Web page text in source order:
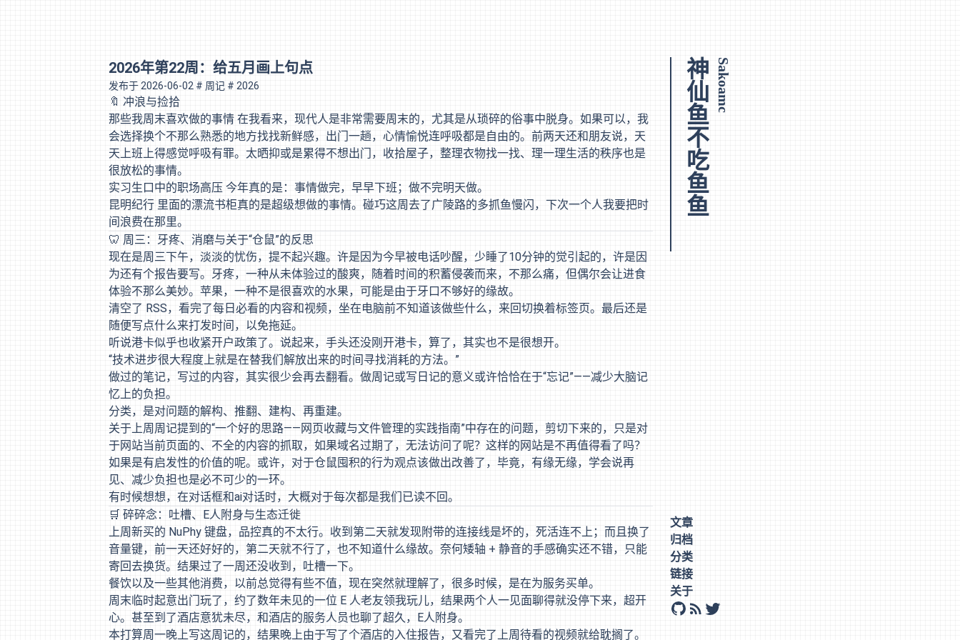
Sakoamc
神仙鱼不吃鱼鱼
文章
归档
分类
链接
关于
github
rss twitter
2026年第22周：给五月画上句点
发布于 2026-06-02 # 周记 # 2026
🔖 冲浪与捡拾
那些我周末喜欢做的事情 在我看来，现代人是非常需要周末的，尤其是从琐碎的俗事中脱身。如果可以，我
会选择换个不那么熟悉的地方找找新鲜感，出门一趟，心情愉悦连呼吸都是自由的。前两天还和朋友说，天
天上班上得感觉呼吸有罪。太晒抑或是累得不想出门，收拾屋子，整理衣物找一找、理一理生活的秩序也是
很放松的事情。
实习生口中的职场高压 今年真的是：事情做完，早早下班；做不完明天做。
昆明纪行 里面的漂流书柜真的是超级想做的事情。碰巧这周去了广陵路的多抓鱼慢闪，下次一个人我要把时
间浪费在那里。
🦷 周三：牙疼、消磨与关于“仓鼠”的反思
现在是周三下午，淡淡的忧伤，提不起兴趣。许是因为今早被电话吵醒，少睡了10分钟的觉引起的，许是因
为还有个报告要写。牙疼，一种从未体验过的酸爽，随着时间的积蓄侵袭而来，不那么痛，但偶尔会让进食
体验不那么美妙。苹果，一种不是很喜欢的水果，可能是由于牙口不够好的缘故。
清空了 RSS，看完了每日必看的内容和视频，坐在电脑前不知道该做些什么，来回切换着标签页。最后还是
随便写点什么来打发时间，以免拖延。
听说港卡似乎也收紧开户政策了。说起来，手头还没刚开港卡，算了，其实也不是很想开。
“技术进步很大程度上就是在替我们解放出来的时间寻找消耗的方法。”
做过的笔记，写过的内容，其实很少会再去翻看。做周记或写日记的意义或许恰恰在于“忘记”——减少大脑记
忆上的负担。
分类，是对问题的解构、推翻、建构、再重建。
关于上周周记提到的“一个好的思路——网页收藏与文件管理的实践指南”中存在的问题，剪切下来的，只是对
于网站当前页面的、不全的内容的抓取，如果域名过期了，无法访问了呢？这样的网站是不再值得看了吗？
如果是有启发性的价值的呢。或许，对于仓鼠囤积的行为观点该做出改善了，毕竟，有缘无缘，学会说再
见、减少负担也是必不可少的一环。
有时候想想，在对话框和ai对话时，大概对于每次都是我们已读不回。
🛒 碎碎念：吐槽、E人附身与生态迁徙
上周新买的 NuPhy 键盘，品控真的不太行。收到第二天就发现附带的连接线是坏的，死活连不上；而且换了
音量键，前一天还好好的，第二天就不行了，也不知道什么缘故。奈何矮轴 + 静音的手感确实还不错，只能
寄回去换货。结果过了一周还没收到，吐槽一下。
餐饮以及一些其他消费，以前总觉得有些不值，现在突然就理解了，很多时候，是在为服务买单。
周末临时起意出门玩了，约了数年未见的一位 E 人老友领我玩儿，结果两个人一见面聊得就没停下来，超开
心。甚至到了酒店意犹未尽，和酒店的服务人员也聊了超久，E人附身。
本打算周一晚上写这周记的，结果晚上由于写了个酒店的入住报告，又看完了上周待看的视频就给耽搁了。